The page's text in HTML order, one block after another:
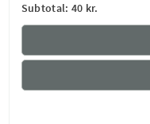
Subtotal: 40 kr.